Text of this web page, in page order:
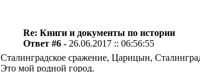
Re: Книги и документы по истории
Ответ #6 - 26.06.2017 :: 06:56:55
Сталинградское сражение, Царицын,
Это мой родной город.